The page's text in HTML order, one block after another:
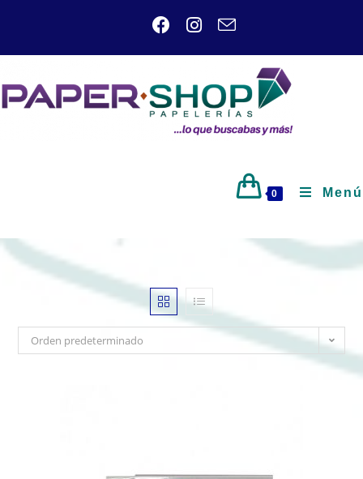
0 Menú
Orden predeterminado